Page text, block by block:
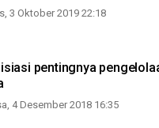
3 Oktober 2019 22:18
pentingnya
4 Desember 2018 16:35